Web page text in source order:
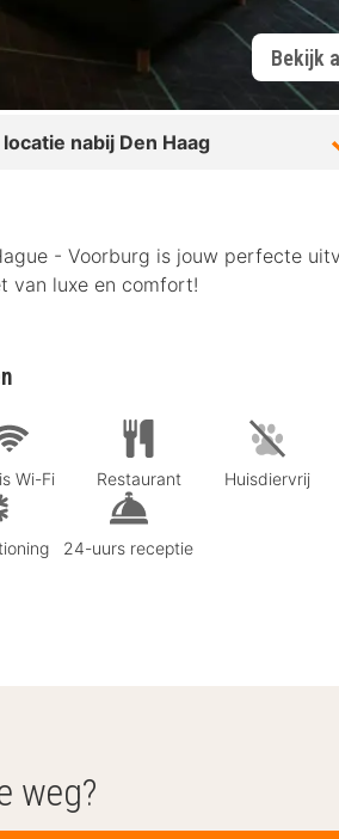
Bekijk
nabij Den Haag
- Voorburg is jouw perfecte
van luxe en comfort!
Wi-Fi Restaurant Huisdiervrij
24-uurs receptie
weg?